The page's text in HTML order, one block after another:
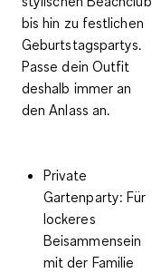
bis hin zu festlichen
Geburtstagspartys.
Passe dein Outfit
deshalb immer an
den Anlass an.
Private
Gartenparty:Für
lockeres
Beisammensein
mit der Familie